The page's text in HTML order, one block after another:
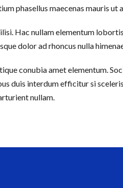
phasellus maecenas mauris
Hac nullam elementum
dolor ad rhoncus nulla
conubia amet elementum.
duis interdum efficitur si
nullam.